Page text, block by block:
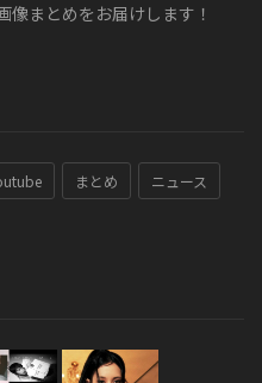
まとめをお届けします！
まとめ ニュース